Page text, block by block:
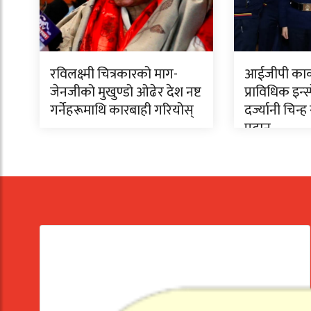
रविलक्ष्मी चित्रकारको माग-
जेनजीको मुखुण्डो ओढेर देश नष्ट
गर्नेहरूमाथि कारबाही गरियोस्
आईजीपी
प्राविधिक
दर्ज्यानी
प्रदान